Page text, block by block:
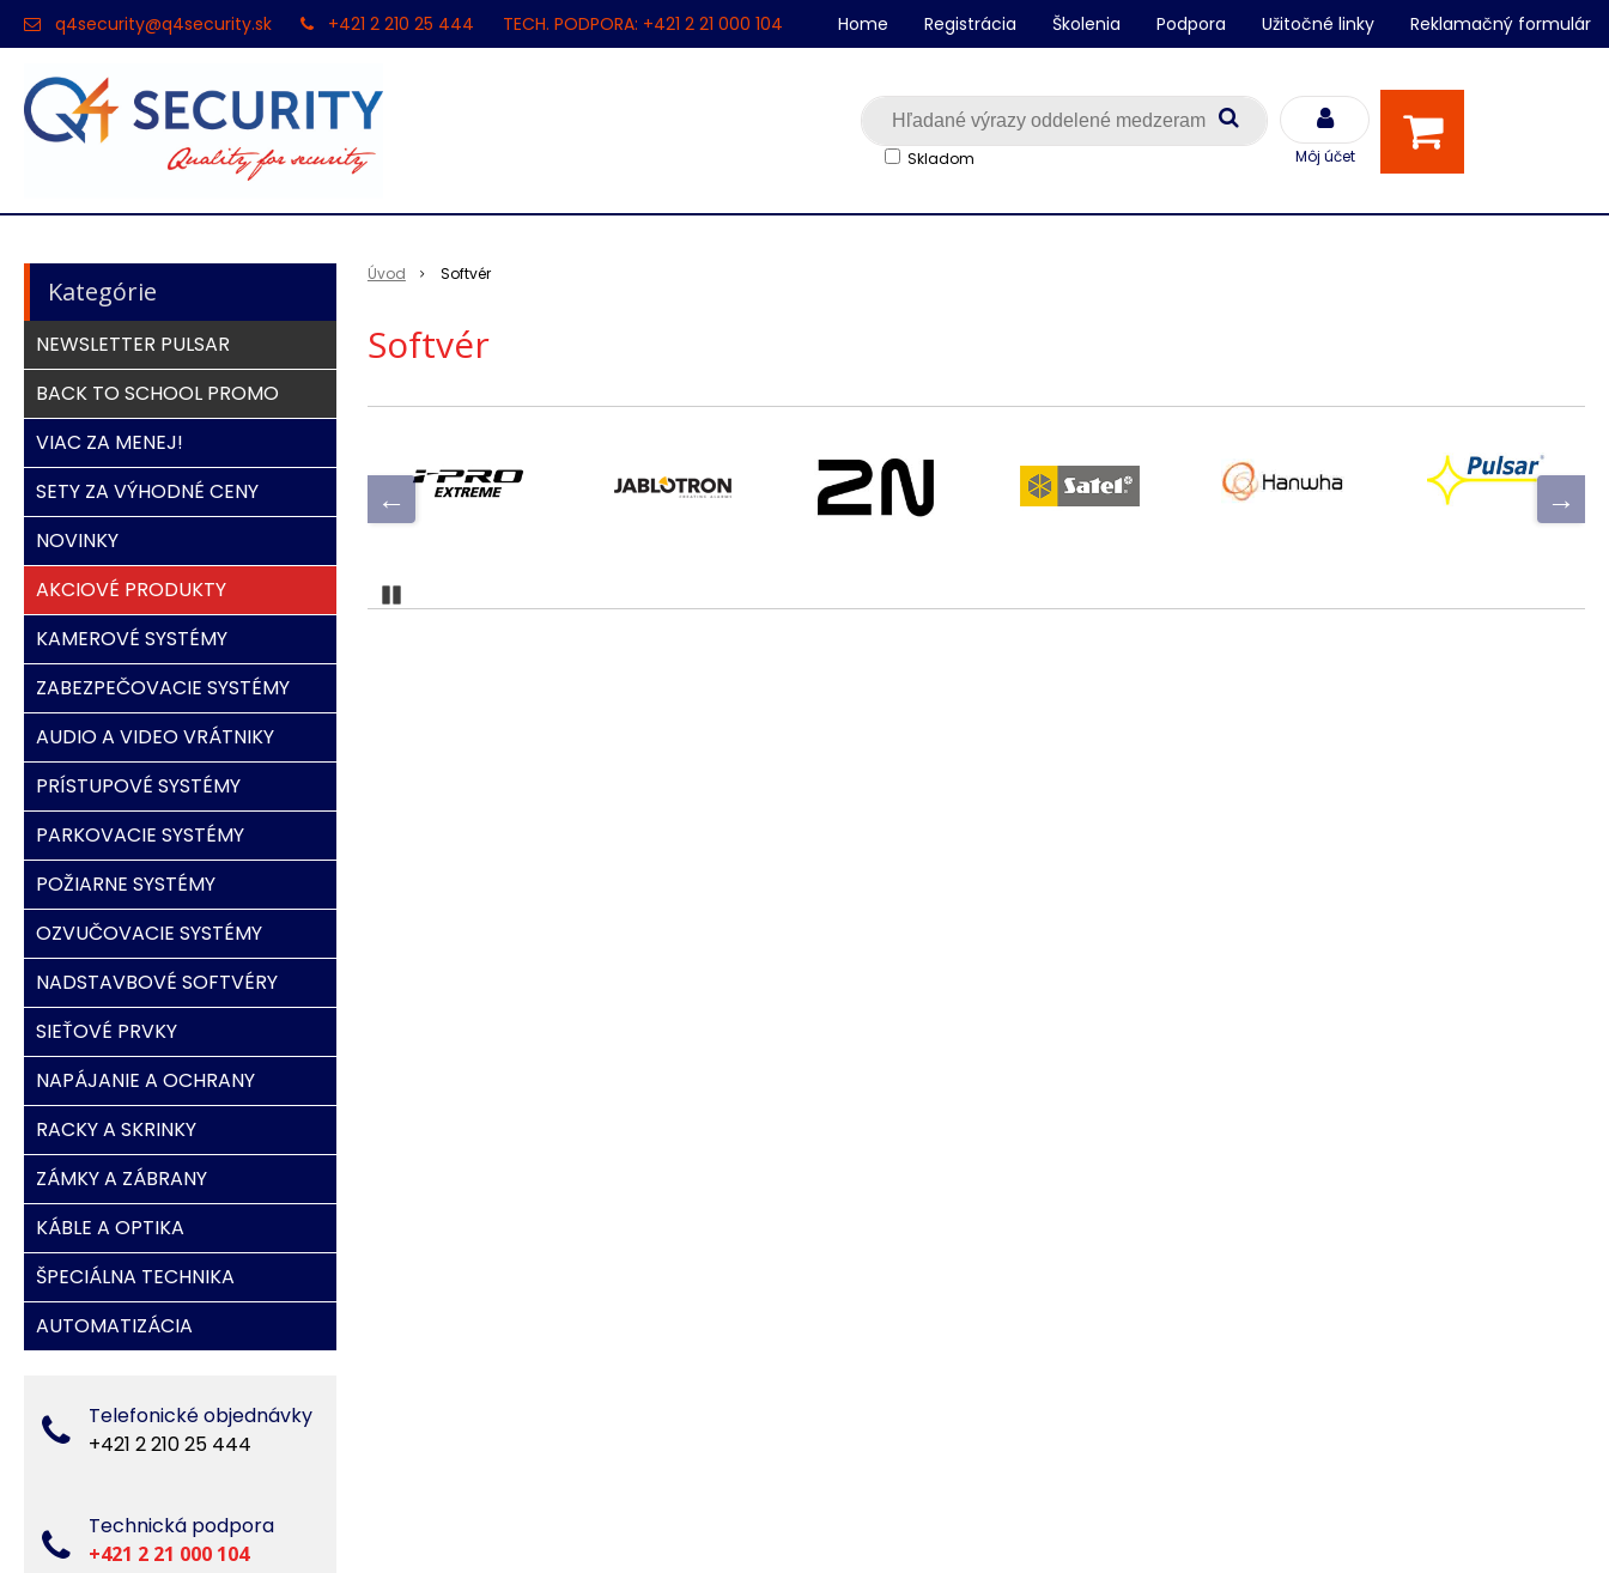
q4security@q4security.sk +421 2 210 25 444 TECH. PODPORA: +421 2 21 000 104
Môj účet
Skladom
Home Registrácia Školenia Podpora Užitočné linky Reklamačný formulár
Úvod Softvér
Softvér
Pozastaviť
Kategórie
NEWSLETTER PULSAR
BACK TO SCHOOL PROMO
VIAC ZA MENEJ!
SETY ZA VÝHODNÉ CENY
NOVINKY
AKCIOVÉ PRODUKTY
KAMEROVÉ SYSTÉMY
ZABEZPEČOVACIE SYSTÉMY
AUDIO A VIDEO VRÁTNIKY
PRÍSTUPOVÉ SYSTÉMY
PARKOVACIE SYSTÉMY
POŽIARNE SYSTÉMY
OZVUČOVACIE SYSTÉMY
NADSTAVBOVÉ SOFTVÉRY
SIEŤOVÉ PRVKY
NAPÁJANIE A OCHRANY
RACKY A SKRINKY
ZÁMKY A ZÁBRANY
KÁBLE A OPTIKA
ŠPECIÁLNA TECHNIKA
AUTOMATIZÁCIA
Telefonické objednávky
+421 2 210 25 444
Technická podpora
+421 2 21 000 104